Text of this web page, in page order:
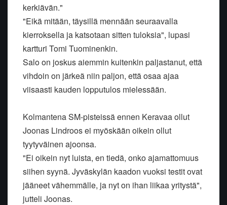
kerkiävän."
"Eikä mitään, täysillä mennään seuraavalla
kierroksella ja katsotaan sitten tuloksia", lupasi
kartturi Tomi Tuominenkin.
Salo on joskus aiemmin kuitenkin paljastanut, että
vihdoin on järkeä niin paljon, että osaa ajaa
viisaasti kauden lopputulos mielessään.
Kolmantena SM-pisteissä ennen Keravaa ollut
Joonas Lindroos ei myöskään oikein ollut
tyytyväinen ajoonsa.
"Ei oikein nyt luista, en tiedä, onko ajamattomuus
siihen syynä. Jyväskylän kaadon vuoksi testit ovat
jääneet vähemmälle, ja nyt on ihan liikaa yritystä",
jutteli Joonas.